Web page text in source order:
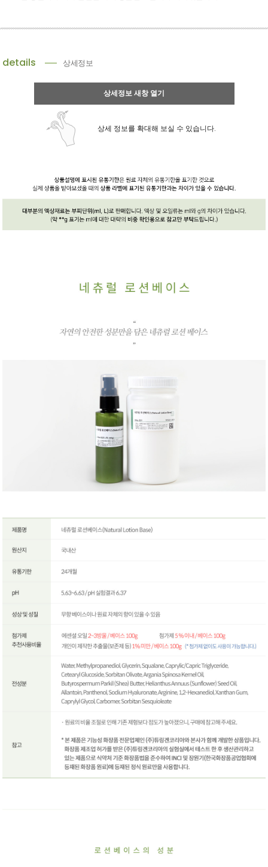
details 상세정보
상세정보 새창 열기
상세 정보를 확대해 보실 수 있습니다.